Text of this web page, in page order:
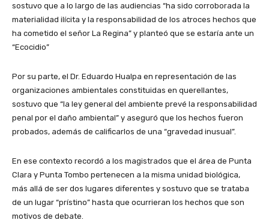
sostuvo que a lo largo de las audiencias “ha sido corroborada la
materialidad ilícita y la responsabilidad de los atroces hechos que
ha cometido el señor La Regina” y planteó que se estaría ante un
“Ecocidio”
Por su parte, el Dr. Eduardo Hualpa en representación de las
organizaciones ambientales constituidas en querellantes,
sostuvo que “la ley general del ambiente prevé la responsabilidad
penal por el daño ambiental” y aseguró que los hechos fueron
probados, además de calificarlos de una “gravedad inusual”.
En ese contexto recordó a los magistrados que el área de Punta
Clara y Punta Tombo pertenecen a la misma unidad biológica,
más allá de ser dos lugares diferentes y sostuvo que se trataba
de un lugar “prístino” hasta que ocurrieran los hechos que son
motivos de debate.